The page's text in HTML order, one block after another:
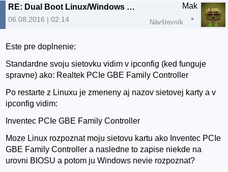
RE: Dual Boot Linux/Windows nefunkcna siet vo Windows
06.08.2016 | 02:14
Mak
Návštevník
Este pre doplnenie:
Standardne svoju sietovku vidim v ipconfig (ked funguje
spravne) ako: Realtek PCIe GBE Family Controller
Po restarte z Linuxu je zmeneny aj nazov sietovej karty a v
ipconfig vidim:
Inventec PCIe GBE Family Controller
Moze Linux rozpoznat moju sietovu kartu ako Inventec PCIe
GBE Family Controller a nasledne to zapise niekde na
urovni BIOSU a potom ju Windows nevie rozpoznat?